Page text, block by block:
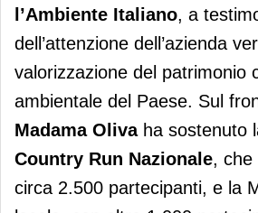
l’Ambiente Italiano, a
dell’attenzione dell’azienda
valorizzazione del patrimonio
ambientale del Paese. Sul
MadamaOlivaha sostenuto
Country Run Nazionale, che
circa 2.500 partecipanti, e la